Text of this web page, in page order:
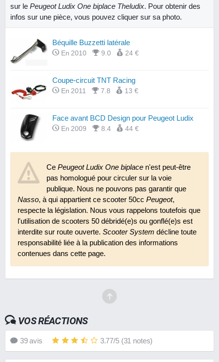
sur le Peugeot Ludix One biplace Theludix. Pour obtenir des
infos sur une pièce, vous pouvez cliquer sur sa photo.
Béquille Buzzetti latérale
En 2010 9.0 24 €
Coupe-circuit TNT Racing
En 2011 7.8 13 €
Face avant BCD Design pour Peugeot Ludix
En 2009 8.4 44 €
En 2011 8.5 26 €
Garde-boue avant Tun'R pour MBK Booster
Rocket
En 2009 8.2 N.C.
Guidon TNT cross Bow
En 2011 8.4 27 €
En 2007 7.4 N.C.
CePeugeot Ludix One biplace n'est peut-être
pas homologué pour circuler sur la voie
publique. Nous ne pouvons pas garantir que
Nasso, à qui appartient ce scooter 50cc Peugeot,
respecte la législation. Nous vous rappelons toutefois que
l'utilisation de scooters 50 débridé(e)s ou gonflé(e)s est
interdite sur route ouverte. Scooter System décline toute
responsabilité liée à la publication des informations
contenues dans cette page.
VOS RÉACTIONS
39avis 3.77/5(31 notes)